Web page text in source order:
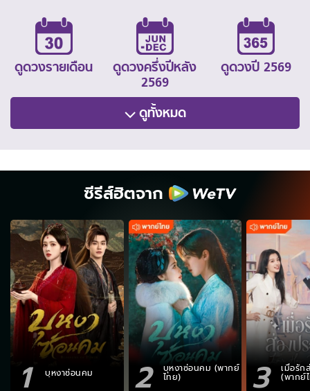
ดูดวงรายเดือน
ดูดวงครึ่งปีหลัง
2569
ดูดวงปี 2569
ดูทั้งหมด
ซีรีส์ฮิตจาก
1 บุหงาซ่อนคม 2 บุหงาซ่อนคม (พากย์
ไทย) 3 เมื่อรัก
(พากย์